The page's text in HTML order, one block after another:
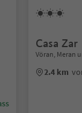
Casa Zar
Vöran, Meran
2.4 km